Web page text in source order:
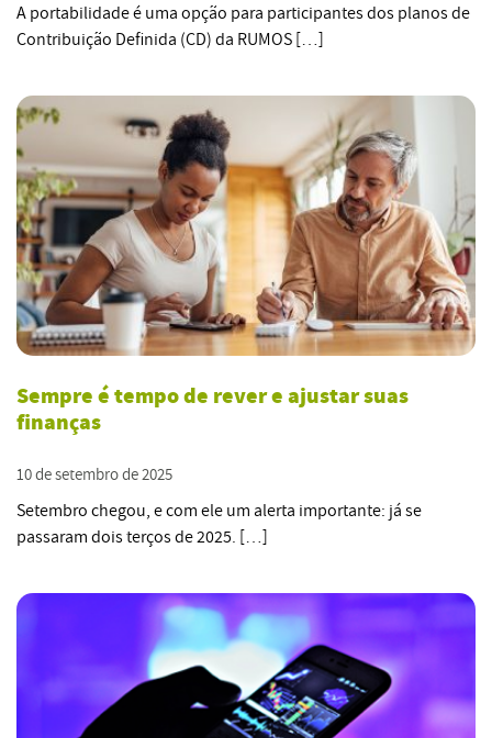
A portabilidade é uma opção para participantes dos planos de
Contribuição Definida (CD) da RUMOS […]
Sempre é tempo de rever e ajustar suas
finanças
10 de setembro de 2025
Setembro chegou, e com ele um alerta importante: já se
passaram dois terços de 2025. […]